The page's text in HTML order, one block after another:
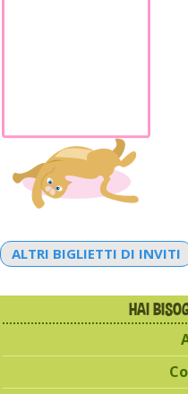
ALTRI BIGLIETTI DI INVITI
HAI